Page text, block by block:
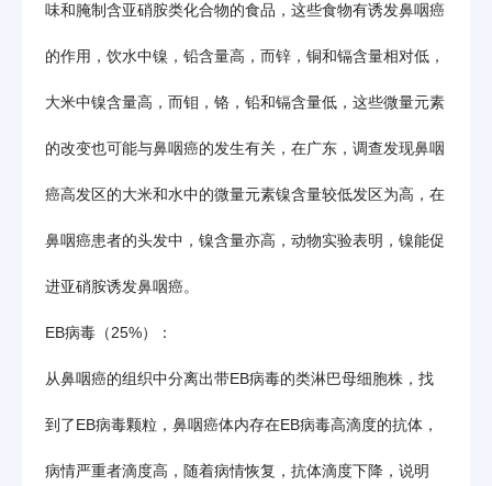
味和腌制含亚硝胺类化合物的食品，这些食物有诱发鼻咽癌
的作用，饮水中镍，铅含量高，而锌，铜和镉含量相对低，
大米中镍含量高，而钼，铬，铅和镉含量低，这些微量元素
的改变也可能与鼻咽癌的发生有关，在广东，调查发现鼻咽
癌高发区的大米和水中的微量元素镍含量较低发区为高，在
鼻咽癌患者的头发中，镍含量亦高，动物实验表明，镍能促
进亚硝胺诱发鼻咽癌。
EB病毒（25%）：
从鼻咽癌的组织中分离出带EB病毒的类淋巴母细胞株，找
到了EB病毒颗粒，鼻咽癌体内存在EB病毒高滴度的抗体，
病情严重者滴度高，随着病情恢复，抗体滴度下降，说明